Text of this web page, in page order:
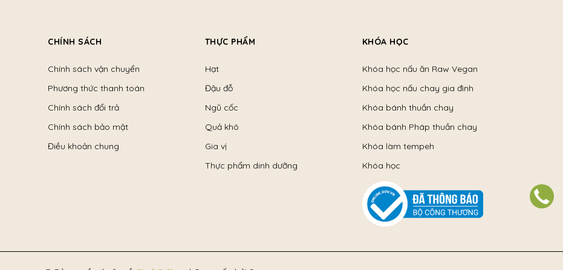
CHÍNH SÁCH
Chính sách vận chuyển
Phương thức thanh toán
Chính sách đổi trả
Chính sách bảo mật
Điều khoản chung
THỰC PHẨM
Hạt
Đậu đỗ
Ngũ cốc
Quả khô
Gia vị
Thực phẩm dinh dưỡng
KHÓA HỌC
Khóa học nấu ăn Raw Vegan
Khóa học nấu chay gia đình
Khóa bánh thuần chay
Khóa bánh Pháp thuần chay
Khóa làm tempeh
Khóa học